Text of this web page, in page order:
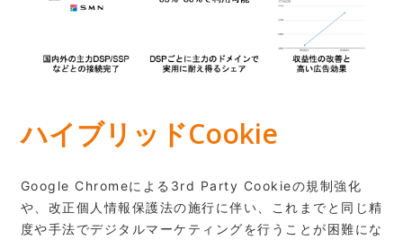
ハイブリッドCookie
Google Chromeによる3rd Party Cookieの規制強化
や、改正個人情報保護法の施行に伴い、これまでと同じ精
度や手法でデジタルマーケティングを行うことが困難にな